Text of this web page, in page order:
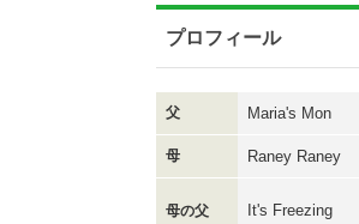
プロフィール
父 Maria's Mon
母 Raney Raney
母の父 It's Freezing